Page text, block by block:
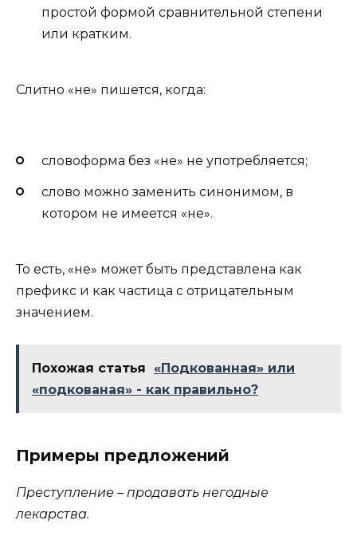
простой формой сравнительной степени
или кратким.
Слитно «не» пишется, когда:
словоформа без «не» не употребляется;
слово можно заменить синонимом, в
котором не имеется «не».
То есть, «не» может быть представлена как
префикс и как частица с отрицательным
значением.
Похожая статья
«Подкованная» или
«подкованая» - как правильно?
Примеры предложений
Преступление – продавать негодные
лекарства.